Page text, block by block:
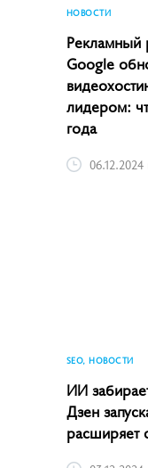
НОВОСТИ
Рекламный
Google
лидером:
года
06.12.2024
SEO, НОВОСТИ
ИИ
Дзен
расширяет